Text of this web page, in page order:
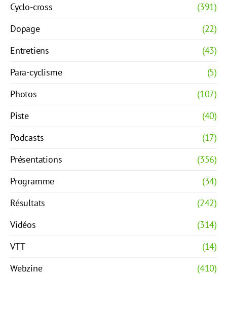
Cyclo-cross
(391)
Dopage
(22)
Entretiens
(43)
Para-cyclisme
(5)
Photos
(107)
Piste
(40)
Podcasts
(17)
Présentations
(356)
Programme
(34)
Résultats
(242)
Vidéos
(314)
VTT
(14)
Webzine
(410)